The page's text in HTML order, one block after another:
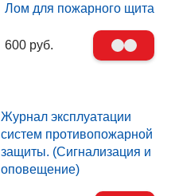
Лом для пожарного щита
600 руб.
Журнал эксплуатации
систем противопожарной
защиты. (Сигнализация и
оповещение)